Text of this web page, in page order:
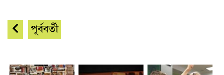
পূর্ববর্তী